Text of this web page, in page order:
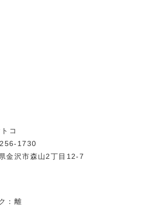
コ
1730
金沢市森山2丁目12-7
：離